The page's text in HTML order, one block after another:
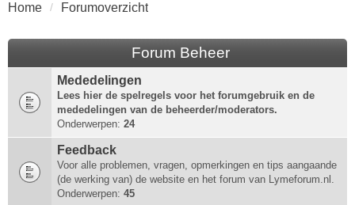
Home Forumoverzicht
Forum Beheer
Mededelingen
Lees hier de spelregels voor het forumgebruik en de
mededelingen van de beheerder/moderators.
Onderwerpen: 24
Feedback
Voor alle problemen, vragen, opmerkingen en tips aangaande
(de werking van) de website en het forum van Lymeforum.nl.
Onderwerpen: 45